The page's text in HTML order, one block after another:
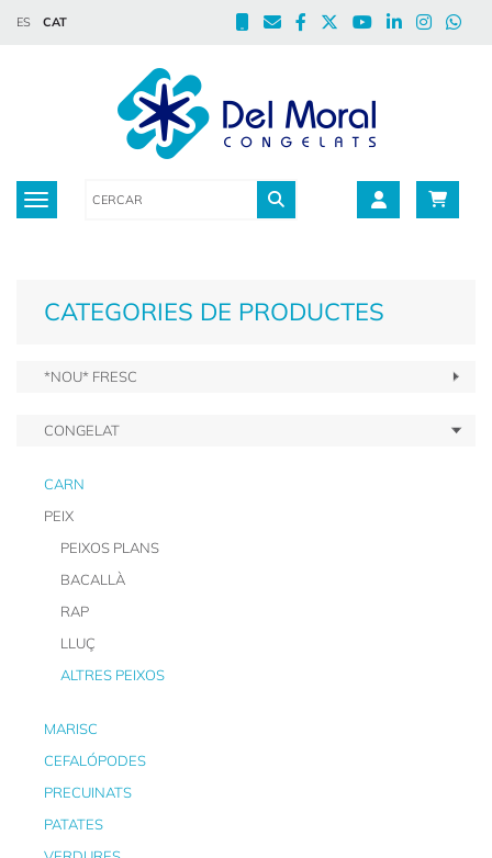
ES CAT
Toggle navigation
CATEGORIES DE PRODUCTES
*NOU* FRESC
CONGELAT
CARN
PEIX
PEIXOS PLANS
BACALLÀ
RAP
LLUÇ
ALTRES PEIXOS
MARISC
CEFALÓPODES
PRECUINATS
PATATES